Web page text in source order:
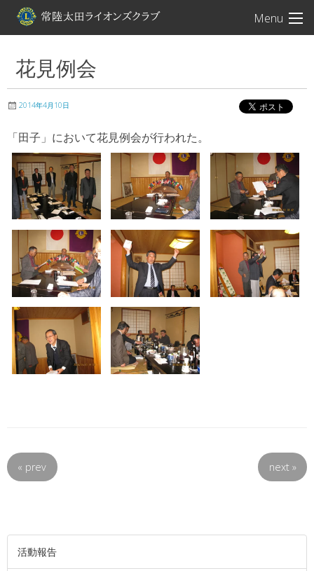
Menu
常陸太田ライオン
花見例会
2014年4月10日
「田子」において花見例会が行われた。
« prev next »
活動報告